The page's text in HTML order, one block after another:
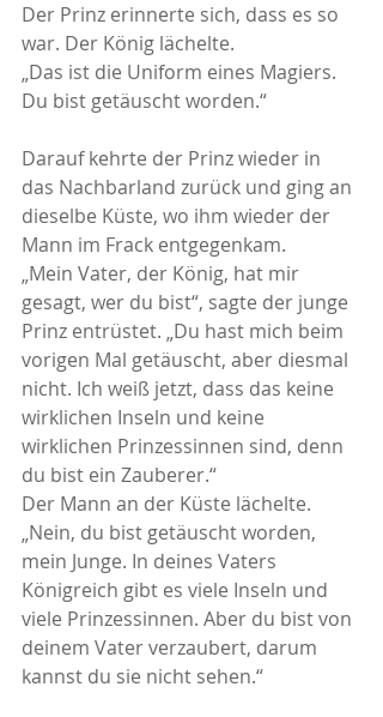
Der Prinz erinnerte sich, dass es so
war. Der König lächelte.
„Das ist die Uniform eines Magiers.
Du bist getäuscht worden.“
Darauf kehrte der Prinz wieder in
das Nachbarland zurück und ging an
dieselbe Küste, wo ihm wieder der
Mann im Frack entgegenkam.
„Mein Vater, der König, hat mir
gesagt, wer du bist“, sagte der junge
Prinz entrüstet. „Du hast mich beim
vorigen Mal getäuscht, aber diesmal
nicht. Ich weiß jetzt, dass das keine
wirklichen Inseln und keine
wirklichen Prinzessinnen sind, denn
du bist ein Zauberer.“
Der Mann an der Küste lächelte.
„Nein, du bist getäuscht worden,
mein Junge. In deines Vaters
Königreich gibt es viele Inseln und
viele Prinzessinnen. Aber du bist von
deinem Vater verzaubert, darum
kannst du sie nicht sehen.“